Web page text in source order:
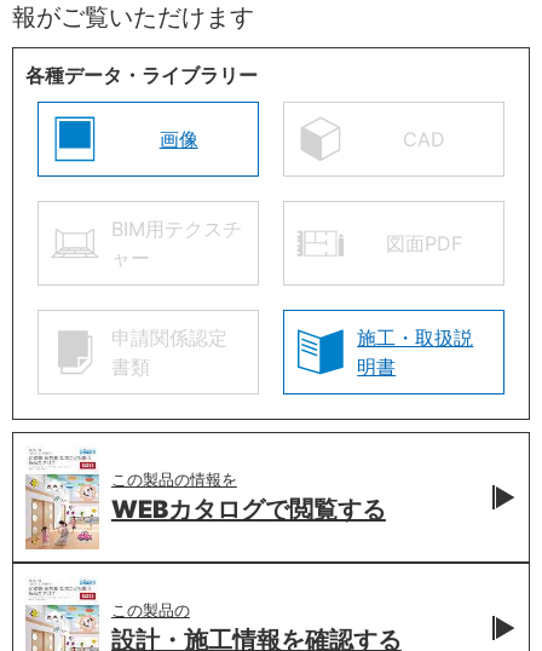
報がご覧いただけます
各種データ・ライブラリー
画像 CAD
BIM用テクスチ
ャー
図面PDF
申請関係認定
書類
施工・取扱説
明書
この製品の情報を
WEBカタログで閲覧する
この製品の
設計・施工情報を確認する